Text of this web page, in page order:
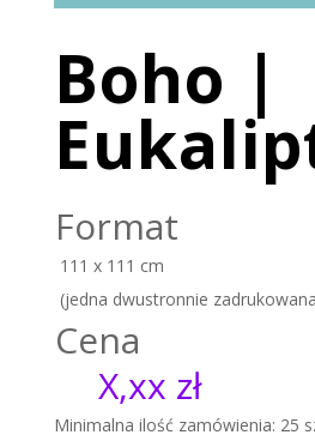
Boho |
Format
111 x 111 cm
(jedna dwustronnie
Cena
X,xx zł
Minimalna ilość zamówienia: 25